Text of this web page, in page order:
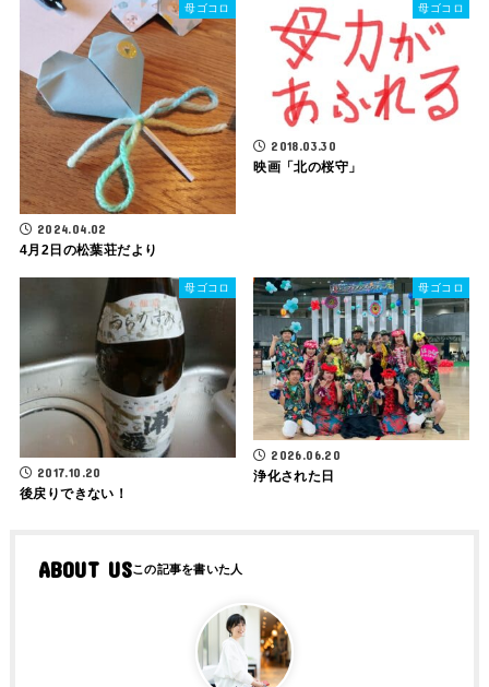
母ゴコロ
2024.04.02
4月2日の松葉荘だより
母ゴコロ
2018.03.30
映画「北の桜守」
母ゴコロ
2017.10.20
後戻りできない！
母ゴコロ
2026.06.20
浄化された日
ABOUT US